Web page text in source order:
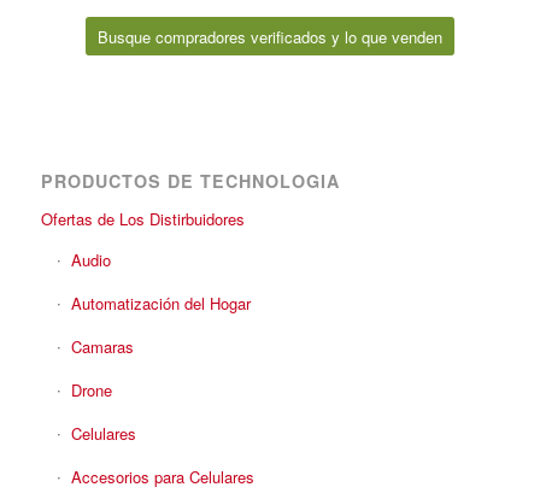
Busque compradores verificados y lo que venden
PRODUCTOS DE TECHNOLOGIA
Ofertas de Los Distirbuidores
Audio
Automatización del Hogar
Camaras
Drone
Celulares
Accesorios para Celulares